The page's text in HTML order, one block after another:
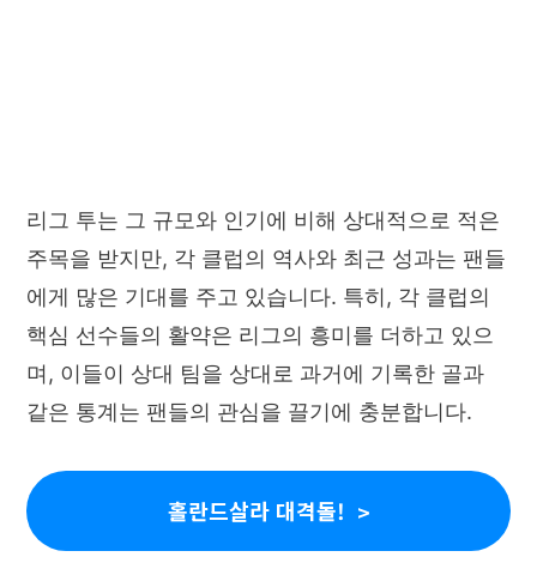
리그 투는 그 규모와 인기에 비해 상대적으로 적은
주목을 받지만, 각 클럽의 역사와 최근 성과는 팬들
에게 많은 기대를 주고 있습니다. 특히, 각 클럽의
핵심 선수들의 활약은 리그의 흥미를 더하고 있으
며, 이들이 상대 팀을 상대로 과거에 기록한 골과
같은 통계는 팬들의 관심을 끌기에 충분합니다.
홀란드살라 대격돌!